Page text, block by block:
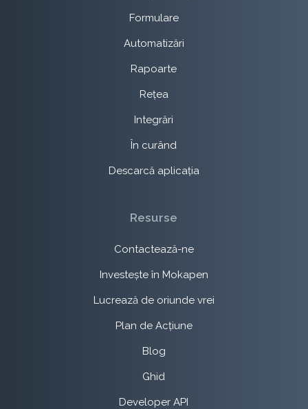
Formulare
Automatizări
Rapoarte
Rețea
Integrări
În curând
Descarcă aplicația
Resurse
Contactează-ne
Investește în Mokapen
Lucrează de oriunde vrei
Plan de Acțiune
Blog
Ghid
Developer API